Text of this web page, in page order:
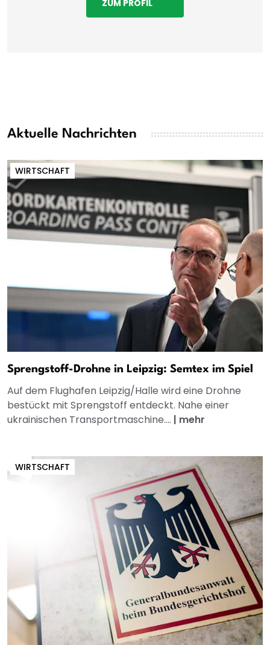
ZUM PROFIL
Aktuelle Nachrichten
WIRTSCHAFT
Sprengstoff-Drohne in Leipzig: Semtex im Spiel
Auf dem Flughafen Leipzig/Halle wird eine Drohne
bestückt mit Sprengstoff entdeckt. Nahe einer
ukrainischen Transportmaschine.... | mehr
WIRTSCHAFT